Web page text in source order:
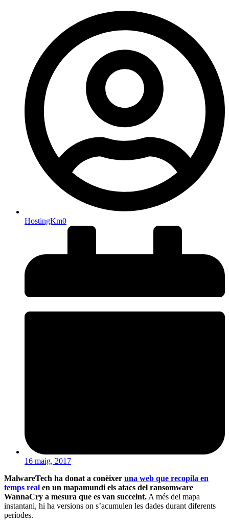
HostingKm0
16 maig, 2017
MalwareTech ha donat a conèixer una web que recopila en
temps real en un mapamundi els atacs del ransomware
WannaCry a mesura que es van succeint. A més del mapa
instantani, hi ha versions on s’acumulen les dades durant diferents
períodes.